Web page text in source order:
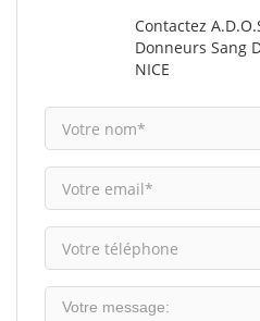
Contactez
Donneurs Sang
NICE